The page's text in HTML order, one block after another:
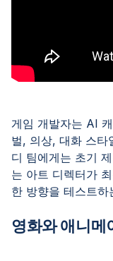
게임 개발자는 AI
벌, 의상, 대화 스타
디 팀에게는 초기
는 아트 디렉터가
한 방향을 테스트
영화와 애니메